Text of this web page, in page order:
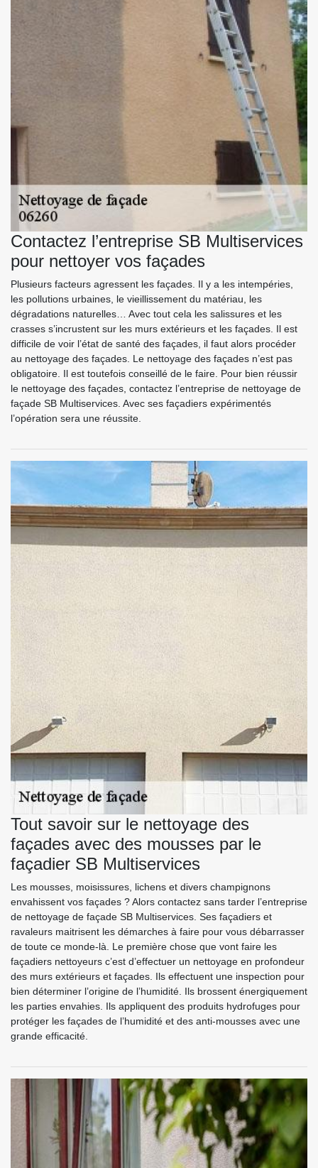
Contactez l’entreprise SB Multiservices
pour nettoyer vos façades
Plusieurs facteurs agressent les façades. Il y a les intempéries,
les pollutions urbaines, le vieillissement du matériau, les
dégradations naturelles… Avec tout cela les salissures et les
crasses s’incrustent sur les murs extérieurs et les façades. Il est
difficile de voir l’état de santé des façades, il faut alors procéder
au nettoyage des façades. Le nettoyage des façades n’est pas
obligatoire. Il est toutefois conseillé de le faire. Pour bien réussir
le nettoyage des façades, contactez l’entreprise de nettoyage de
façade SB Multiservices. Avec ses façadiers expérimentés
l’opération sera une réussite.
Tout savoir sur le nettoyage des
façades avec des mousses par le
façadier SB Multiservices
Les mousses, moisissures, lichens et divers champignons
envahissent vos façades ? Alors contactez sans tarder l’entreprise
de nettoyage de façade SB Multiservices. Ses façadiers et
ravaleurs maitrisent les démarches à faire pour vous débarrasser
de toute ce monde-là. Le première chose que vont faire les
façadiers nettoyeurs c’est d’effectuer un nettoyage en profondeur
des murs extérieurs et façades. Ils effectuent une inspection pour
bien déterminer l’origine de l’humidité. Ils brossent énergiquement
les parties envahies. Ils appliquent des produits hydrofuges pour
protéger les façades de l’humidité et des anti-mousses avec une
grande efficacité.